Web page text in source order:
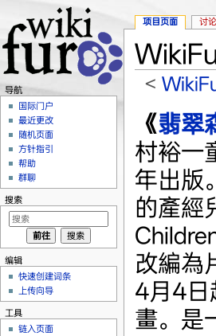
<
《翡翠
村裕一
年出版
的產經
改編為
4月4日
畫。是
项目页面 讨论
导航
国际门户
最近更改
随机页面
方针指引
帮助
群聊
搜索
编辑
快速创建词条
上传向导
工具
链入页面